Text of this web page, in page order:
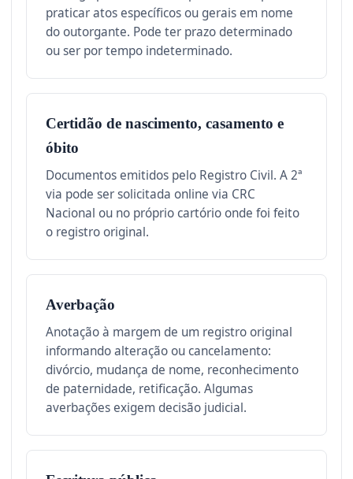
praticar atos específicos ou gerais em nome
do outorgante. Pode ter prazo determinado
ou ser por tempo indeterminado.
Certidão de nascimento, casamento e
óbito
Documentos emitidos pelo Registro Civil. A 2ª
via pode ser solicitada online via CRC
Nacional ou no próprio cartório onde foi feito
o registro original.
Averbação
Anotação à margem de um registro original
informando alteração ou cancelamento:
divórcio, mudança de nome, reconhecimento
de paternidade, retificação. Algumas
averbações exigem decisão judicial.